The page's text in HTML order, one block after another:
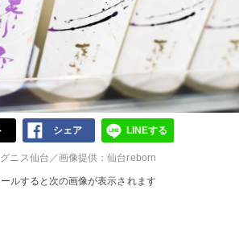
シェア LINEする
ニス仙台／画像提供：仙台reborn
ルすると次の画像が表示されます